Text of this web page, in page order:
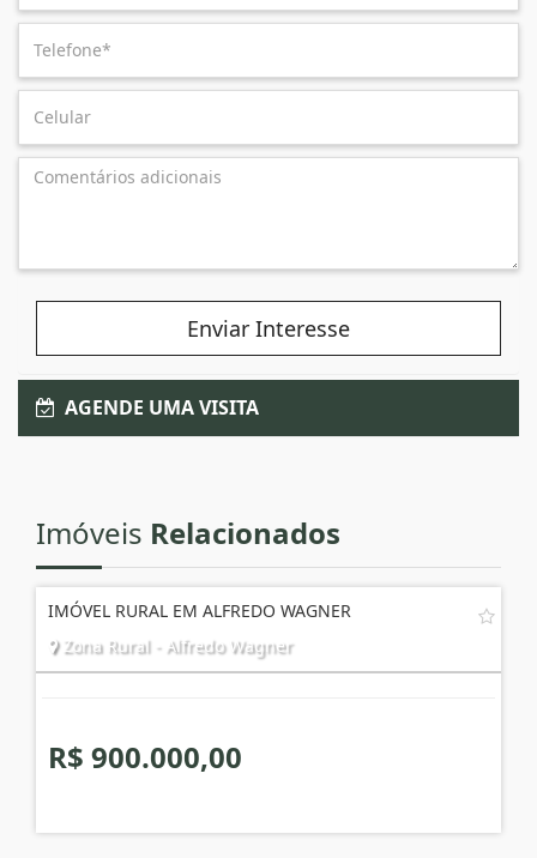
Enviar Interesse
AGENDE UMA VISITA
Imóveis Relacionados
IMÓVEL RURAL EM ALFREDO WAGNER
Zona Rural - Alfredo Wagner
R$ 900.000,00